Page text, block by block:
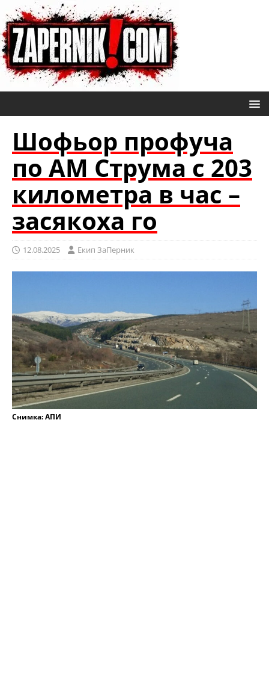
Шофьор профуча
по АМ Струма с 203
километра в час –
засякоха го
12.08.2025 Eкип ЗаПерник
Снимка: АПИ